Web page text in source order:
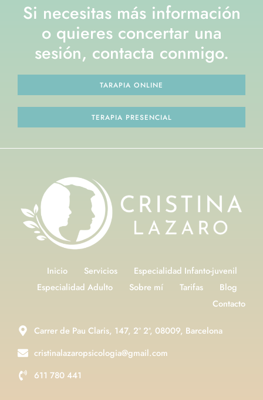
Si necesitas más información
o quieres concertar una
sesión, contacta conmigo.
TARAPIA ONLINE
TERAPIA PRESENCIAL
Inicio Servicios
Especialidad Infanto-juvenil
Especialidad Adulto
Sobre mí Tarifas
Blog
Contacto
Carrer de Pau Claris, 147, 2º 2ª, 08009, Barcelona
cristinalazaropsicologia@gmail.com
611 780 441